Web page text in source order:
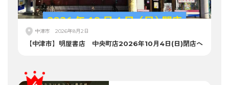
中津市 2026年8月2日
【中津市】明屋書店 中央町店2026年10月4日(日)閉店へ